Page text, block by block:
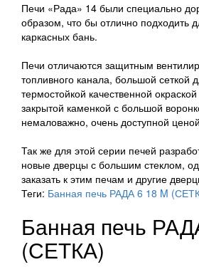
Печи «Рада» 14 были специально
образом, что бы отлично подходить
каркасных бань.
Печи отличаются защитным
топливного канала, большой сеткой
термостойкой качественной
закрытой каменкой с большой
немаловажно, очень доступной
Так же для этой серии печей
новые дверцы с большим стеклом,
заказать к этим печам и другие
Теги: Банная печь РАДА 6 18 M
Банная печь
(СЕТКА)